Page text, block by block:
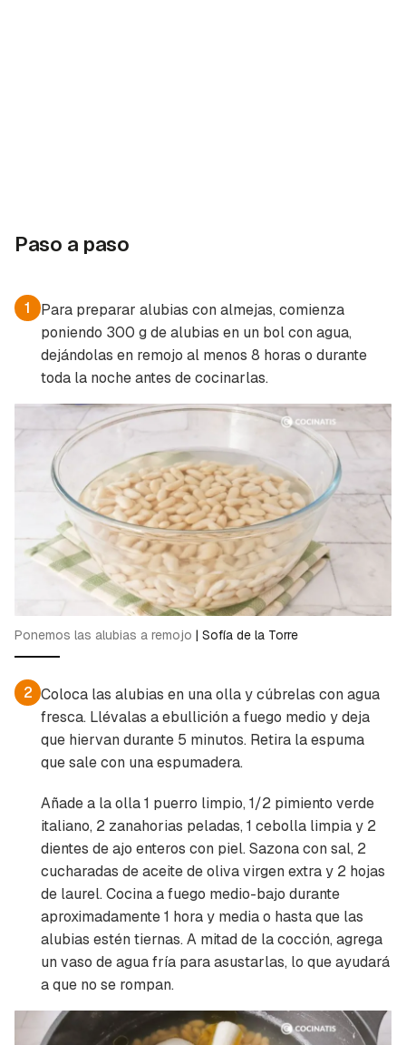
Paso a paso
1
Para preparar alubias con almejas, comienza
poniendo 300 g de alubias en un bol con agua,
dejándolas en remojo al menos 8 horas o durante
toda la noche antes de cocinarlas.
Ponemos las alubias a remojo | Sofía de la Torre
2 Coloca las alubias en una olla y cúbrelas con agua
fresca. Llévalas a ebullición a fuego medio y deja
que hiervan durante 5 minutos. Retira la espuma
que sale con una espumadera.
Añade a la olla 1 puerro limpio, 1/2 pimiento verde
italiano, 2 zanahorias peladas, 1 cebolla limpia y 2
dientes de ajo enteros con piel. Sazona con sal, 2
cucharadas de aceite de oliva virgen extra y 2 hojas
de laurel. Cocina a fuego medio-bajo durante
aproximadamente 1 hora y media o hasta que las
alubias estén tiernas. A mitad de la cocción, agrega
un vaso de agua fría paraasustarlas, lo que ayudará
a que no se rompan.